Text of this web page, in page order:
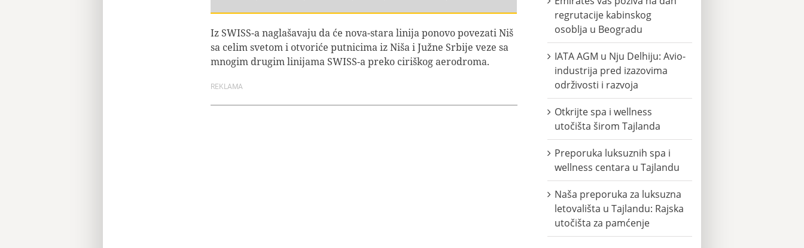
Iz SWISS-a naglašavaju da će nova-stara linija ponovo povezati Niš
sa celim svetom i otvoriće putnicima iz Niša i Južne Srbije veze sa
mnogim drugim linijama SWISS-a preko ciriškog aerodroma.
REKLAMA
regrutacije kabinskog
osoblja u Beogradu
IATA AGM u Nju Delhiju: Avio-
industrija pred izazovima
održivosti i razvoja
Otkrijte spa i wellness
utočišta širom Tajlanda
Preporuka luksuznih spa i
wellness centara u Tajlandu
Naša preporuka za luksuzna
letovališta u Tajlandu: Rajska
utočišta za pamćenje